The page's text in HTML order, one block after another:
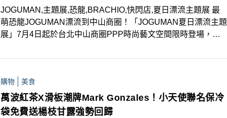
JOGUMAN,主題展,恐龍,BRACHIO,快閃店,夏日漂流主題展 最
萌恐龍JOGUMAN漂流到中山商圈！「JOGUMAN夏日漂流主題
展」7月4日起於台北中山商圈PPP時尚藝文空間限時登場，以
景，隨處可見暖心JOGUMAN愜意漂流，還有「復古海報拍貼
相的「BRACHIO造型冰棒」！於「幸福水水語錄牆」主題區互
動抽出專屬運勢，還有機會獲得隱藏優惠，消費再送「恐龍貼
紙」，滿額加碼送「透明環保袋」，粉絲們不可錯過！
購物 美食
萬波紅茶X滑板潮牌Mark Gonzales！小天使聯名保冷
袋免費送楊枝甘露強勢回歸